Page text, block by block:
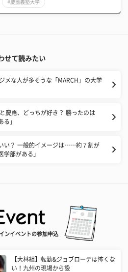
#慶應義塾大学
せて読みたい
な人が多そうな「MARCH」の大学
慶應、どっちが好き？ 勝ったのは
」
い？ 一般的イメージは……約７割が
部がある」
ンイベントの参加申込
【大林組】転勤&ジョブローテは怖くな
い！九州の現場から設